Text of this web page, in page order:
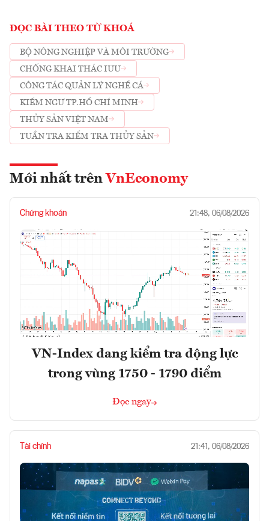
ĐỌC BÀI THEO TỪ KHOÁ
BỘ NÔNG NGHIỆP VÀ MÔI TRƯỜNG
CHỐNG KHAI THÁC IUU
CÔNG TÁC QUẢN LÝ NGHỀ CÁ
KIỂM NGƯ TP.HỒ CHÍ MINH
THỦY SẢN VIỆT NAM
TUẦN TRA KIỂM TRA THỦY SẢN
Mới nhất trên VnEconomy
Chứng khoán 21:48, 06/08/2026
VN-Index đang kiểm tra động lực
trong vùng 1750 - 1790 điểm
Đọc ngay
Tài chính 21:41, 06/08/2026